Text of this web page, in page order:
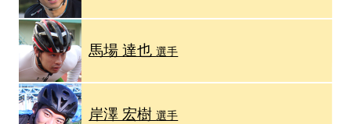
馬場 達也選手
岸澤 宏樹選手